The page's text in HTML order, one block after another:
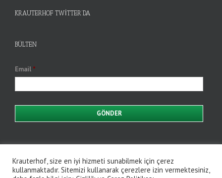
KRAUTERHOF TWITTER’DA
BÜLTEN
Email *
Krauterhof, size en iyi hizmeti sunabilmek için çerez
kullanmaktadır. Sitemizi kullanarak çerezlere izin vermektesiniz,